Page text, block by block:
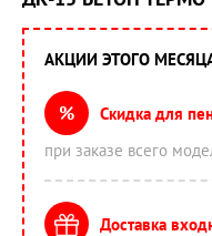
АКЦИИ ЭТОГО
%
Скидка для
при заказе всего
Доставка